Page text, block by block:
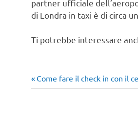
partner ufficiale
di Londra in taxi è di circa
Ti potrebbe interessare
Navigazione
Articolo
precedente:
Come fare il check in con il